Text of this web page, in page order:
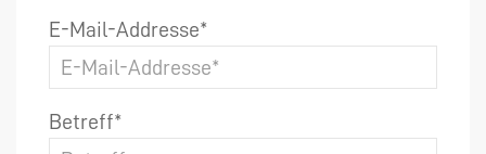
E-Mail-Addresse*
Betreff*